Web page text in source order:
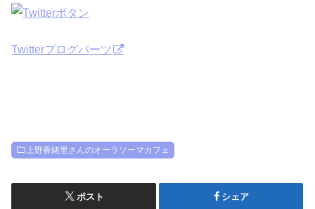
Twitterブログパーツ
上野香緒里さんのオーラソーマカフェ
ポスト シェア